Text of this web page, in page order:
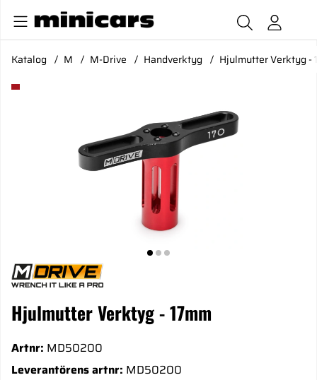
Katalog M M-Drive Handverktyg Hjulmutter Verktyg -
Produktbilder Hjulmutter Verktyg - 17mm
Hjulmutter Verktyg - 17mm
Artnr: MD50200
Leverantörens artnr: MD50200